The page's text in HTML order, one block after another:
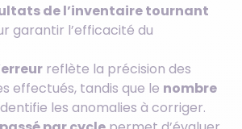
de l’inventaire tournant
garantir l’efficacité du
reflète la précision des
effectués, tandis que le nombre
les anomalies à corriger.